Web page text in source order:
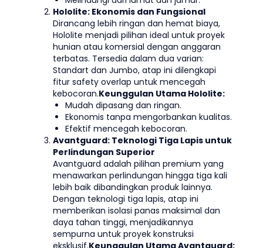
Hololite: Ekonomis dan Fungsional
Dirancang lebih ringan dan hemat biaya,
Hololite menjadi pilihan ideal untuk proyek
hunian atau komersial dengan anggaran
terbatas. Tersedia dalam dua varian:
Standart dan Jumbo, atap ini dilengkapi
fitur safety overlap untuk mencegah
kebocoran.Keunggulan Utama Hololite:
Mudah dipasang dan ringan.
Ekonomis tanpa mengorbankan kualitas.
Efektif mencegah kebocoran.
Avantguard: Teknologi Tiga Lapis untuk
Perlindungan Superior
Avantguard adalah pilihan premium yang
menawarkan perlindungan hingga tiga kali
lebih baik dibandingkan produk lainnya.
Dengan teknologi tiga lapis, atap ini
memberikan isolasi panas maksimal dan
daya tahan tinggi, menjadikannya
sempurna untuk proyek konstruksi
eksklusif.Keunggulan Utama Avantguard: